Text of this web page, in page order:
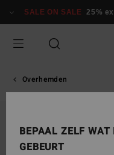
naar
SALE ON SALE 25%
Overhemden
BEPAAL ZELF WAT
GEBEURT